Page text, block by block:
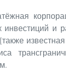
инвестиций и